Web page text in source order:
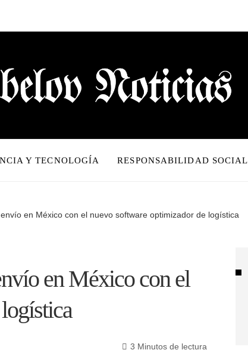
Y TECNOLOGÍA RESPONSABILIDAD SOCIAL
en México con el nuevo software optimizador de logística
en México con el
3 Minutos de lectura